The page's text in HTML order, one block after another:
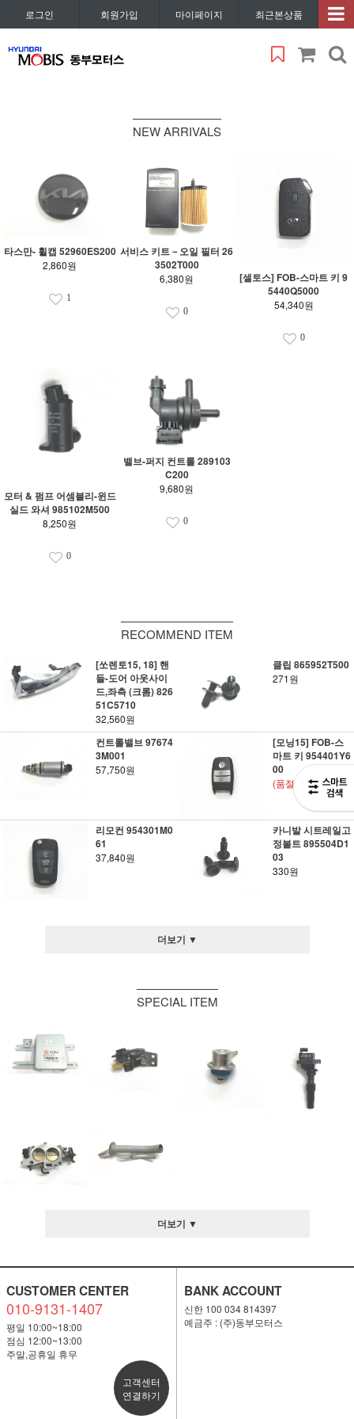
로그인 회원가입 마이페이지 최근본상품
NEW ARRIVALS
타스만- 휠캡 52960ES200
2,860원
1
서비스 키트－오일 필터 26
3502T000
6,380원
0
[셀토스] FOB-스마트 키 9
5440Q5000
54,340원
0
모터 & 펌프 어셈블리-윈드
실드 와셔 985102M500
8,250원
0
밸브-퍼지 컨트롤 289103
C200
9,680원
0
RECOMMEND ITEM
[쏘렌토15, 18] 핸
들-도어 아웃사이
드,좌측 (크롬) 826
51C5710
32,560원
클립 865952T500
271원
컨트롤밸브 97674
3M001
57,750원
[모닝15] FOB-스
마트 키 954401Y6
00
(품절)
리모컨 954301M0
61
37,840원
카니발 시트레일고
정볼트 895504D1
03
330원
더보기 ▼
SPECIAL ITEM
더보기 ▼
CUSTOMER CENTER
010-9131-1407
평일 10:00~18:00
점심 12:00~13:00
주말,공휴일 휴무
고객센터
연결하기
BANK ACCOUNT
신한 100 034 814397
예금주 : (주)동부모터스